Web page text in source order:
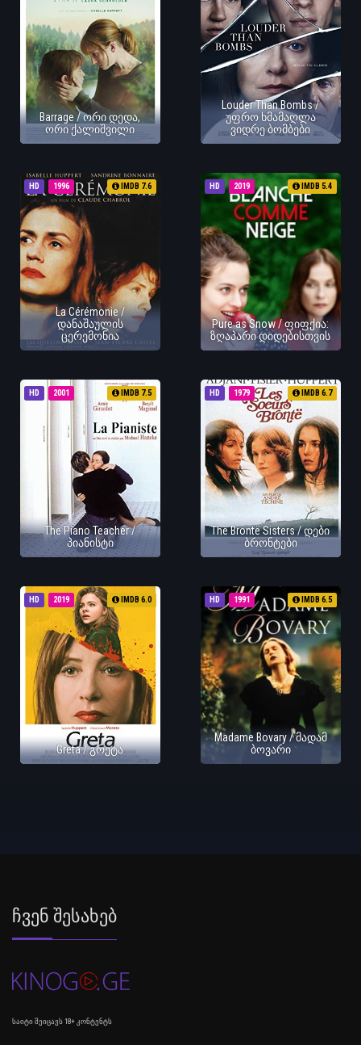
Barrage / ორი დედა,
ორი ქალიშვილი
Louder Than Bombs /
უფრო ხმამაღლა
ვიდრე ბომბები
HD 1996 IMDB 7.6
La Cérémonie /
დანაშაულის
ცერემონია
HD 2019 IMDB 5.4
Pure as Snow / ფიფქია:
ზღაპარი დიდებისთვის
HD 2001 IMDB 7.5
The Piano Teacher /
პიანისტი
HD 1979 IMDB 6.7
The Brontë Sisters / დები
ბრონტები
HD 2019 IMDB 6.0
Greta / გრეტა
HD 1991 IMDB 6.5
Madame Bovary / მადამ
ბოვარი
Ჩვენ Შესახებ
საიტი შეიცავს 18+ კონტენტს